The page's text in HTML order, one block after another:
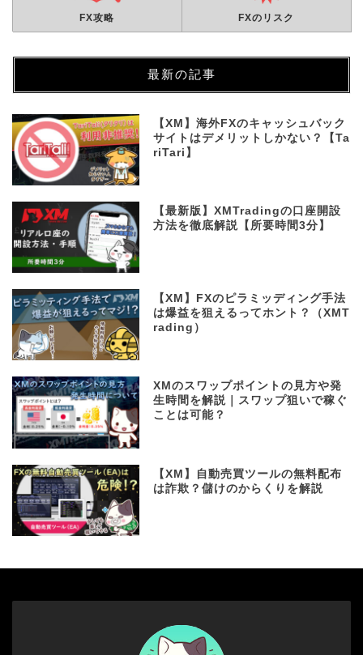
FX攻略 FXのリスク
最新の記事
【XM】海外FXのキャッシュバック
サイトはデメリットしかない？【Ta
riTari】
【最新版】XMTradingの口座開設
方法を徹底解説【所要時間3分】
【XM】FXのピラミッディング手法
は爆益を狙えるってホント？（XMT
rading）
XMのスワップポイントの見方や発
生時間を解説｜スワップ狙いで稼ぐ
ことは可能？
【XM】自動売買ツールの無料配布
は詐欺？儲けのからくりを解説